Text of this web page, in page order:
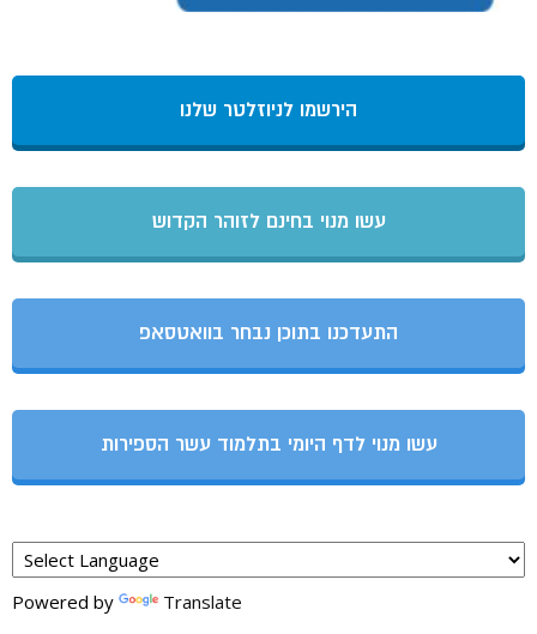
הירשמו לניוזלטר שלנו
עשו מנוי בחינם לזוהר הקדוש
התעדכנו בתוכן נבחר בוואטסאפ
עשו מנוי לדף היומי בתלמוד עשר הספירות
Powered by Translate